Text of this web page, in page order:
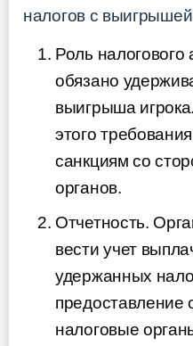
налогов с
Роль налогового
обязано
выигрыша
этого
санкциям со
органов.
Отчетность.
вести учет
удержанных
предоставление
налоговые